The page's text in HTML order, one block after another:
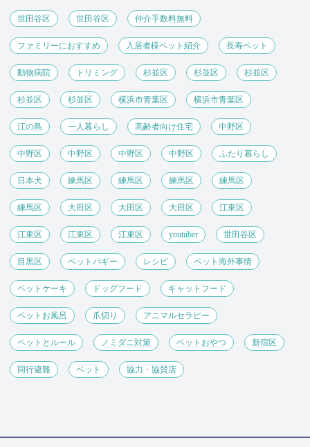
世田谷区 世田谷区 仲介手数料無料
ファミリーにおすすめ 入居者様ペット紹介 長寿ペット
動物病院 トリミング 杉並区 杉並区 杉並区
杉並区 杉並区 横浜市青葉区 横浜市青葉区
江の島 一人暮らし 高齢者向け住宅 中野区
中野区 中野区 中野区 中野区 ふたり暮らし
日本犬 練馬区 練馬区 練馬区 練馬区
練馬区 大田区 大田区 大田区 江東区
江東区 江東区 江東区 youtuber 世田谷区
目黒区 ペットバギー レシピ ペット海外事情
ペットケーキ ドッグフード キャットフード
ペットお風呂 爪切り アニマルセラピー
ペットとルール ノミダニ対策 ペットおやつ 新宿区
同行避難 ペット 協力・協賛店